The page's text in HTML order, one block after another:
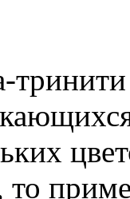
тринити
то